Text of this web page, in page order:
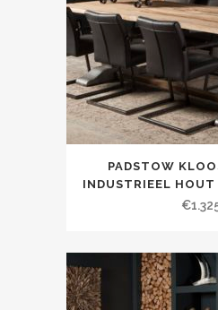
PADSTOW
INDUSTRIEEL
€